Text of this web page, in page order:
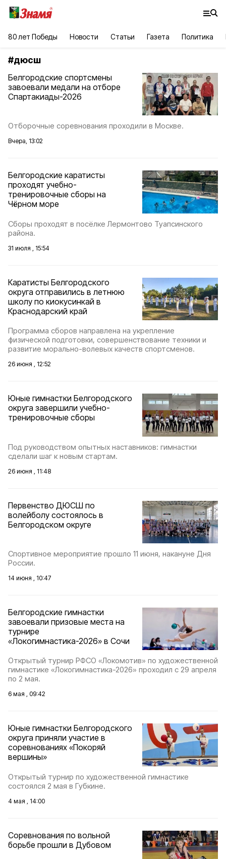
80 лет Победы Новости Статьи Газета Политика
#дюсш
Белгородские спортсмены
завоевали медали на отборе
Спартакиады-2026
Отборочные соревнования проходили в Москве.
Вчера, 13:02
Белгородские каратисты
проходят учебно-
тренировочные сборы на
Чёрном море
Сборы проходят в посёлке Лермонтово Туапсинского
района.
31 июля , 15:54
Каратисты Белгородского
округа отправились в летнюю
школу по киокусинкай в
Краснодарский край
Программа сборов направлена на укрепление
физической подготовки, совершенствование техники и
развитие морально-волевых качеств спортсменов.
26 июня , 12:52
Юные гимнастки Белгородского
округа завершили учебно-
тренировочные сборы
Под руководством опытных наставников: гимнастки
сделали шаг к новым стартам.
26 июня , 11:48
Первенство ДЮСШ по
волейболу состоялось в
Белгородском округе
Спортивное мероприятие прошло 11 июня, накануне Дня
России.
14 июня , 10:47
Белгородские гимнастки
завоевали призовые места на
турнире
«Локогимнастика-2026» в Сочи
Открытый турнир РФСО «Локомотив» по художественной
гимнастике «Локогимнастика-2026» проходил с 29 апреля
по 2 мая.
6 мая , 09:42
Юные гимнастки Белгородского
округа приняли участие в
соревнованиях «Покоряй
вершины»
Открытый турнир по художественной гимнастике
состоялся 2 мая в Губкине.
4 мая , 14:00
Соревнования по вольной
борьбе прошли в Дубовом